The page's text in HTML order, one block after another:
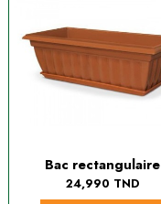
Bac rectangulaire
24,990 TND